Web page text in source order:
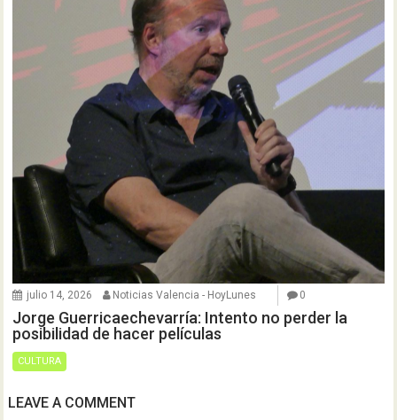
julio 14, 2026 Noticias Valencia - HoyLunes 0
Jorge Guerricaechevarría: Intento no perder la
posibilidad de hacer películas
CULTURA
LEAVE A COMMENT